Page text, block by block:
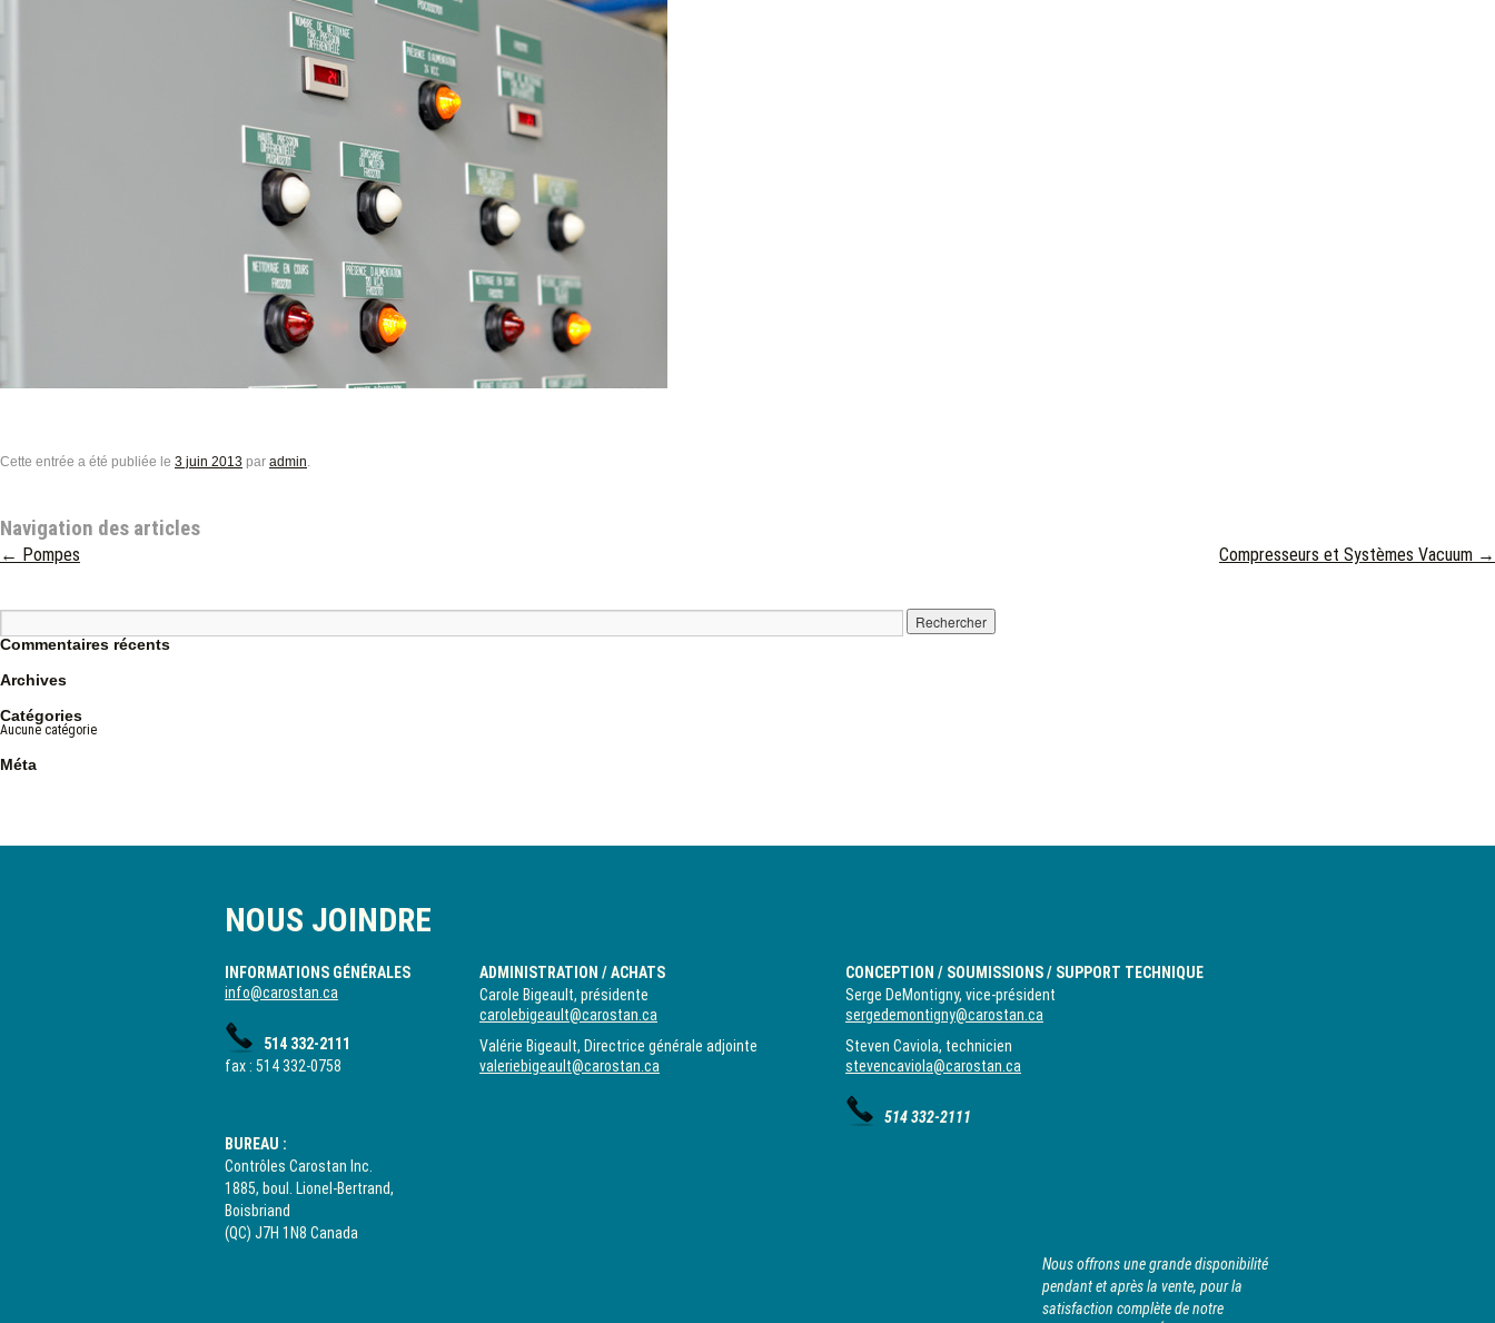
Cette entrée a été publiée le 3 juin 2013 par admin.
Navigation des articles
← Pompes Compresseurs et Systèmes Vacuum →
Commentaires récents
Archives
Catégories
Aucune catégorie
Méta
NOUS JOINDRE
INFORMATIONS GÉNÉRALES
info@carostan.ca
514 332-2111
fax : 514 332-0758
ADMINISTRATION / ACHATS
Carole Bigeault, présidente
carolebigeault@carostan.ca
Valérie Bigeault, Directrice générale adjointe
valeriebigeault@carostan.ca
CONCEPTION / SOUMISSIONS / SUPPORT TECHNIQUE
Serge DeMontigny, vice-président
sergedemontigny@carostan.ca
Steven Caviola, technicien
stevencaviola@carostan.ca
514 332-2111
BUREAU :
Contrôles Carostan Inc.
1885, boul. Lionel-Bertrand,
Boisbriand
(QC) J7H 1N8 Canada
Nous offrons une grande disponibilité
pendant et après la vente, pour la
satisfaction complète de notre